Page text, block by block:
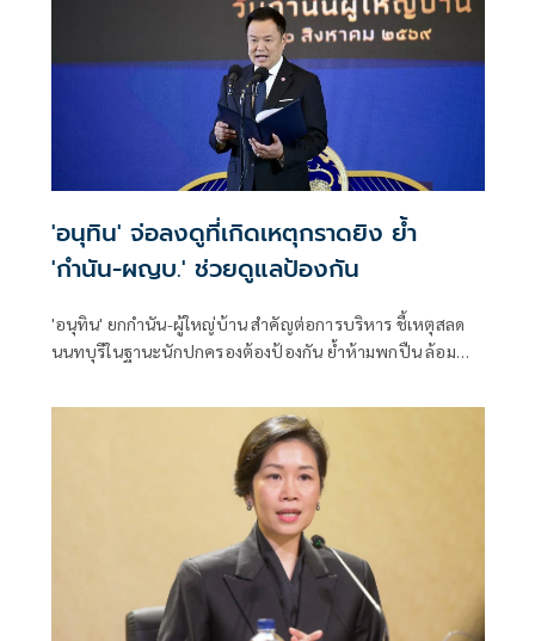
'อนุทิน' จ่อลงดูที่เกิดเหตุกราดยิง ย้ำ
'กำนัน-ผญบ.' ช่วยดูแลป้องกัน
'อนุทิน' ยกกำนัน-ผู้ใหญ่บ้าน สำคัญต่อการบริหาร ชี้เหตุสลด
นนทบุรีในฐานะนักปกครองต้องป้องกัน ย้ำห้ามพกปืน ล้อม
ที่เกิดเหตุ